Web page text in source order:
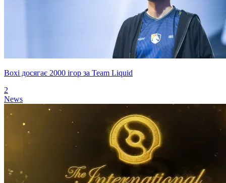
Boxi досягає 2000 ігор за Team Liquid
2
News